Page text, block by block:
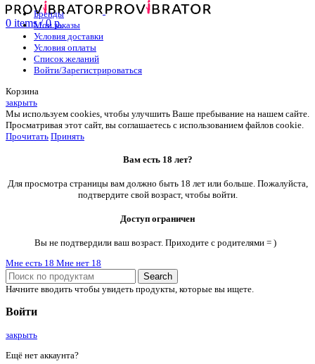
0 items / 0р.
Бренды
Мои заказы
Условия доставки
Условия оплаты
Список желаний
Войти/Зарегистрироваться
Корзина
закрыть
Мы используем cookies, чтобы улучшить Ваше пребывание на нашем сайте.
Просматривая этот сайт, вы соглашаетесь с использованием файлов cookie.
Прочитать Принять
Вам есть 18 лет?
Для просмотра страницы вам должно быть 18 лет или больше. Пожалуйста,
подтвердите свой возраст, чтобы войти.
Доступ ограничен
Вы не подтвердили ваш возраст. Приходите с родителями = )
Мне есть 18 Мне нет 18
Search
Начните вводить чтобы увидеть продукты, которые вы ищете.
Войти
закрыть
Ещё нет аккаунта?